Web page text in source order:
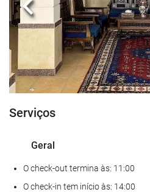
Anterior
Serviços
Geral
O check-out termina às: 11:00
O check-in tem início às: 14:00